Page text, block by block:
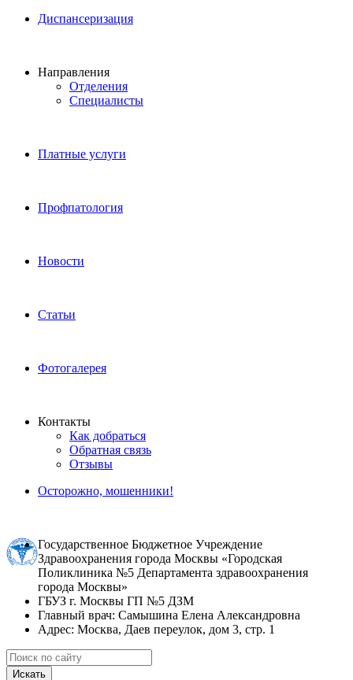
Диспансеризация
Направления
Отделения
Специалисты
Платные услуги
Профпатология
Новости
Статьи
Фотогалерея
Контакты
Как добраться
Обратная связь
Отзывы
Осторожно, мошенники!
Государственное Бюджетное Учреждение
Здравоохранения города Москвы «Городская
Поликлиника №5 Департамента здравоохранения
города Москвы»
ГБУЗ г. Москвы ГП №5 ДЗМ
Главный врач: Самышина Елена Александровна
Адрес: Москва, Даев переулок, дом 3, стр. 1
Искать